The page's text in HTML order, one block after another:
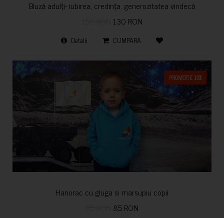
Bluză adulți- iubirea, credința, generozitatea vindecă
130 RON
Detalii CUMPARA
PROMOTIE 10%
Hanorac cu gluga si marsupiu copii
85 RON